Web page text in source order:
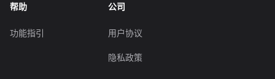
帮助
功能指引
公司
用户协议
隐私政策